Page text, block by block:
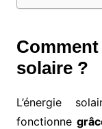
solaire ?
L’énergie
fonctionne